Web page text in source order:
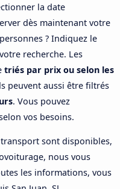
la date
dès maintenant votre
? Indiquez le
recherche. Les
triés par prix ou selon les
peuvent aussi être filtrés
. Vous pouvez
vos besoins.
sont disponibles,
nous vous
les informations, vous